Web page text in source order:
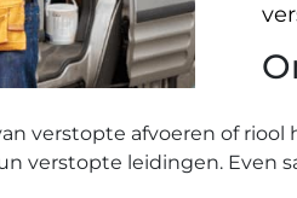
verstopte afvoeren of
verstopte leidingen. Even